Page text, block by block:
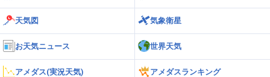
天気図 気象衛星
お天気ニュース 世界天気
アメダス(実況天気) アメダスランキング